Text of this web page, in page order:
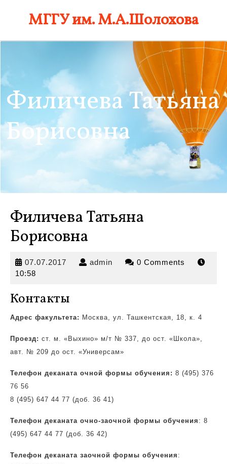
МГГУ им. М.А.Шолохова
Филичева Татьяна
Борисовна
Филичева Татьяна
Борисовна
07.07.2017 07.07.2017
admin admin 0 Comments
10:58
Контакты
Адрес факультета: Москва, ул. Ташкентская, 18, к. 4
Проезд: ст. м. «Выхино» м/т № 337, до ост. «Школа»,
авт. № 209 до ост. «Универсам»
Телефон деканата очной формы обучения: 8 (495) 376
76 56
8 (495) 647 44 77 (доб. 36 41)
Телефон деканата очно-заочной формы обучения : 8
(495) 647 44 77 (доб. 36 42)
Телефон деканата заочной формы обучения :